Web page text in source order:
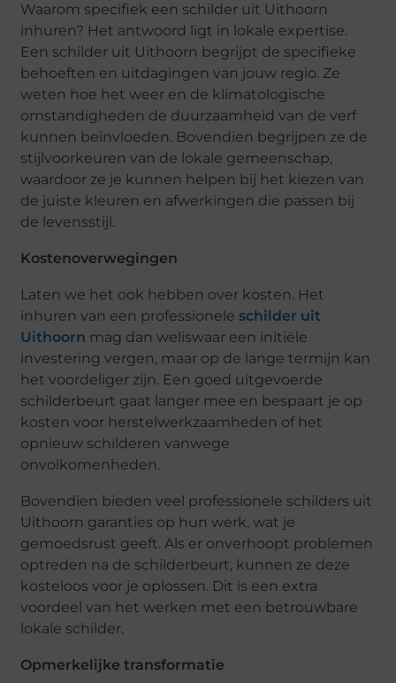
Waarom specifiek een schilder uit Uithoorn
inhuren? Het antwoord ligt in lokale expertise.
Een schilder uit Uithoorn begrijpt de specifieke
behoeften en uitdagingen van jouw regio. Ze
weten hoe het weer en de klimatologische
omstandigheden de duurzaamheid van de verf
kunnen beïnvloeden. Bovendien begrijpen ze de
stijlvoorkeuren van de lokale gemeenschap,
waardoor ze je kunnen helpen bij het kiezen van
de juiste kleuren en afwerkingen die passen bij
de levensstijl.
Kostenoverwegingen
Laten we het ook hebben over kosten. Het
inhuren van een professionele schilder uit
Uithoorn mag dan weliswaar een initiële
investering vergen, maar op de lange termijn kan
het voordeliger zijn. Een goed uitgevoerde
schilderbeurt gaat langer mee en bespaart je op
kosten voor herstelwerkzaamheden of het
opnieuw schilderen vanwege
onvolkomenheden.
Bovendien bieden veel professionele schilders uit
Uithoorn garanties op hun werk, wat je
gemoedsrust geeft. Als er onverhoopt problemen
optreden na de schilderbeurt, kunnen ze deze
kosteloos voor je oplossen. Dit is een extra
voordeel van het werken met een betrouwbare
lokale schilder.
Opmerkelijke transformatie